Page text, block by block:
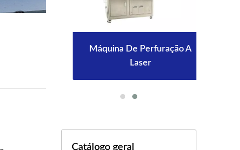
Máquina De Perfuração A
Laser
Catálogo geral